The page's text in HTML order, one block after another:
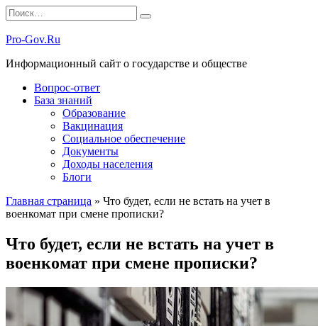
Перейти
к
содержанию
Search
for:
Pro-Gov.Ru
Информационный сайт о государстве и обществе
Вопрос-ответ
База знаний
Образование
Вакцинация
Социальное обеспечение
Документы
Доходы населения
Блоги
Главная страница » Что будет, если не встать на учет в
военкомат при смене прописки?
Что будет, если не встать на учет в
военкомат при смене прописки?